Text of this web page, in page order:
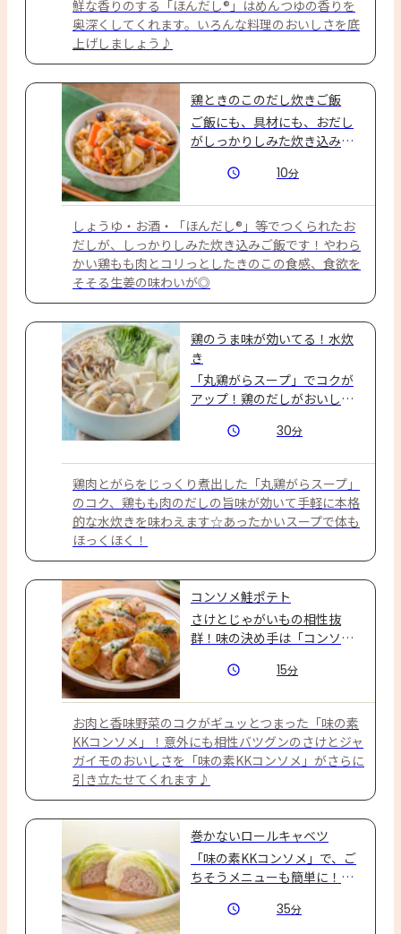
鮮な香りのする「ほんだし®」はめんつゆの香りを
奥深くしてくれます。いろんな料理のおいしさを底
上げしましょう♪
鶏ときのこのだし炊きご飯
ご飯にも、具材にも、おだし
がしっかりしみた炊き込みご
10分
しょうゆ・お酒・「ほんだし®」等でつくられたお
だしが、しっかりしみた炊き込みご飯です！やわら
かい鶏もも肉とコリっとしたきのこの食感、食欲を
そそる生姜の味わいが◎
鶏のうま味が効いてる！水炊
き
「丸鶏がらスープ」でコクが
アップ！鶏のだしがおいし
き。家族で楽しめる鍋です♪
30分
鶏肉とがらをじっくり煮出した「丸鶏がらスープ」
のコク、鶏もも肉のだしの旨味が効いて手軽に本格
的な水炊きを味わえます☆あったかいスープで体も
ほっくほく！
コンソメ鮭ポテト
さけとじゃがいもの相性抜
群！味の決め手は「コンソ
15分
お肉と香味野菜のコクがギュッとつまった「味の素
KKコンソメ」！意外にも相性バツグンのさけとジャ
ガイモのおいしさを「味の素KKコンソメ」がさらに
引き立たせてくれます♪
巻かないロールキャベツ
「味の素KKコンソメ」で、ご
ちそうメニューも簡単に！キ
詰めるだけ！おもてなしにも
35分